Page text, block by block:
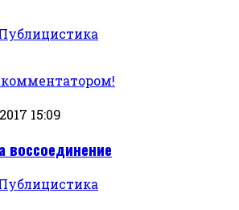
15:09
воссоединение